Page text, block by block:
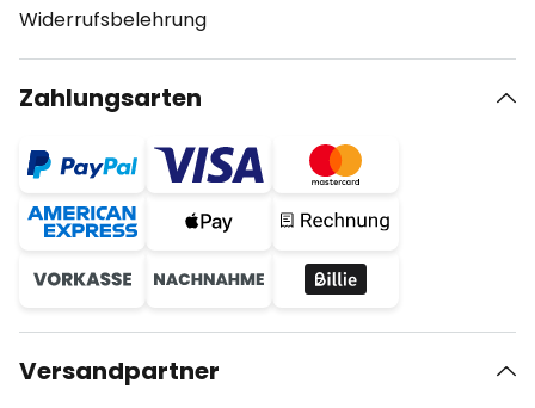
Widerrufsbelehrung
Zahlungsarten
Versandpartner